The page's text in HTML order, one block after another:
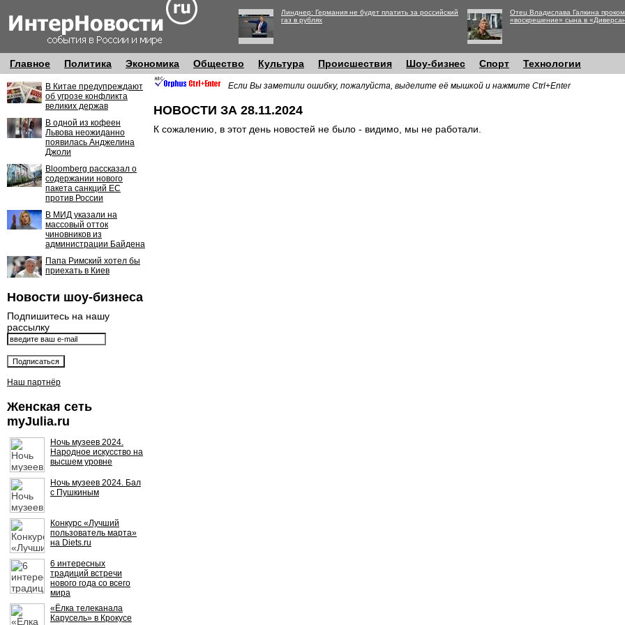
Линднер: Германия не будет платить за российский
газ в рублях
Отец Владислава Галкина
«воскрешение» сына в
Главное Политика Экономика Общество Культура Происшествия Шоу-бизнес Спорт Технологии
В Китае предупреждают
об угрозе конфликта
великих держав
В одной из кофеен
Львова неожиданно
появилась Анджелина
Джоли
Bloomberg рассказал о
содержании нового
пакета санкций ЕС
против России
В МИД указали на
массовый отток
чиновников из
администрации Байдена
Папа Римский хотел бы
приехать в Киев
Новости шоу-бизнеса
Подпишитесь на нашу
рассылку
Наш партнёр
Женская сеть
myJulia.ru
Ночь музеев 2024.
Народное искусство на
высшем уровне
Ночь музеев 2024. Бал
с Пушкиным
Конкурс «Лучший
пользователь марта»
на Diets.ru
6 интересных
традиций встречи
нового года со всего
мира
«Ёлка телеканала
Карусель» в Крокусе
Если Вы заметили ошибку, пожалуйста, выделите её мышкой и нажмите Ctrl+Enter
НОВОСТИ ЗА 28.11.2024
К сожалению, в этот день новостей не было - видимо, мы не работали.